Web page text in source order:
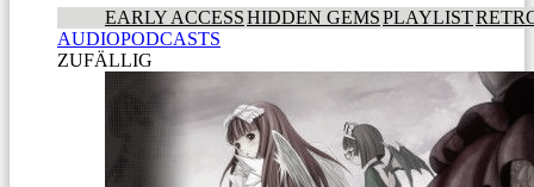
EARLY ACCESSHIDDEN GEMSPLAYLIST
AUDIOPODCASTS
ZUFÄLLIG